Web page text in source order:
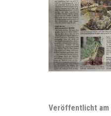
Veröffentlicht am